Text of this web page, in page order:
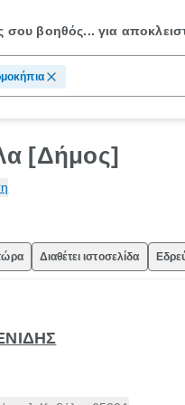
σου βοηθός...για
[Δήμος]
Διαθέτει ιστοσελίδα